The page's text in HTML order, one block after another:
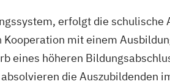
erfolgt die
mit einem
eines höheren
die Auszubildenden